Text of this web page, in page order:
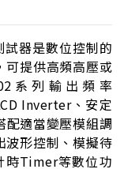
器是數位控制的
可提供高頻高壓或
系列輸出頻率
Inverter、安定
適當變壓模組調
波形控制、模擬待
時Timer等數位功